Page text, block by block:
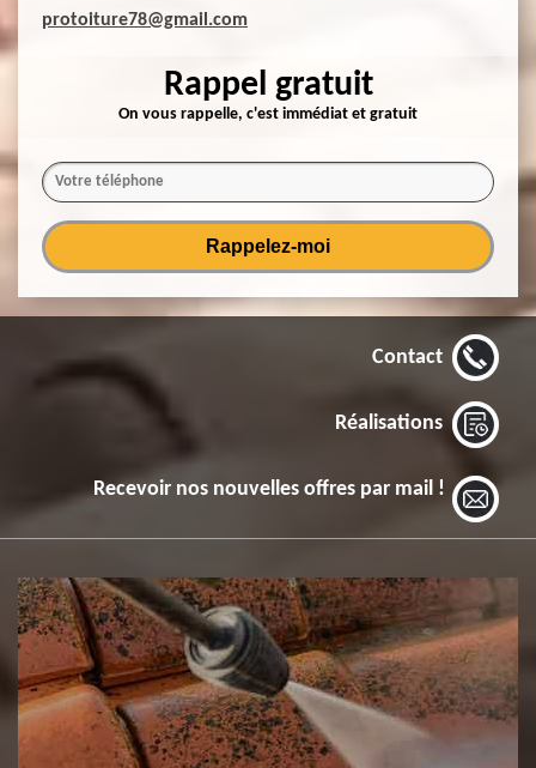
protoiture78@gmail.com
Rappel gratuit
On vous rappelle, c'est immédiat et gratuit
Contact
Réalisations
Recevoir nos nouvelles offres par mail !